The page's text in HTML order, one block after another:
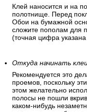
Клей наносится и на
полотнище. Перед
Обои на бумажной
сложите пополам для
(точная цифра
Откуда начинать
Рекомендуется это
проемов, поскольку
этом желательно
полосы не пошли
каком-нибудь